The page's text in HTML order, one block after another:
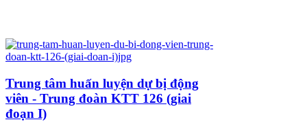
Trung tâm huấn luyện dự bị động
viên - Trung đoàn KTT 126 (giai
đoạn I)